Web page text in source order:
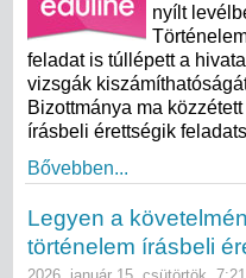
nyílt
feladat is túllépett a
vizsgák
Bizottmánya ma
írásbeli érettségik
Bővebben...
Legyen a
történelem írásbeli